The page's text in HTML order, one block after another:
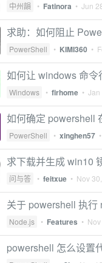
中州韻 • Fatinora • Jun
求助：如何阻止
PowerShell • KIMI360 •
如何让 windows 命令
Windows • firhome • Jan
如何确定 powershell
PowerShell • xinghen57 •
求下载并生成 win10
问与答 • feitxue • Nov
关于 powershell 执行
Node.js • Features •
powershell 怎么设置